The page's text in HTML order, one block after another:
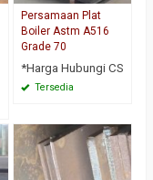
Persamaan Plat
Boiler Astm A516
Grade 70
*Harga Hubungi CS
Tersedia